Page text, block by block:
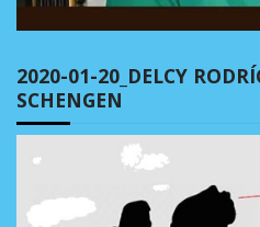
2020-01-20_DELCY
SCHENGEN